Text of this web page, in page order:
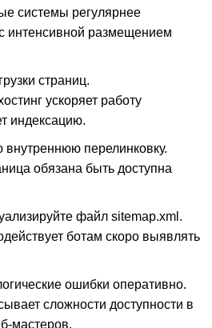
системы регулярнее
интенсивной размещением
страниц.
ускоряет работу
индексацию.
внутреннюю перелинковку.
обязана быть доступна
файл sitemap.xml.
ботам скоро выявлять
ошибки оперативно.
сложности доступности в
мастеров.